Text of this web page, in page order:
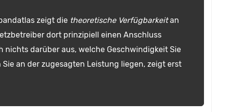
zeigt die theoretische Verfügbarkeitan
dort prinzipiell einen Anschluss
nichts darüber aus, welche Geschwindigkeit Sie
an der zugesagten Leistung liegen, zeigt erst